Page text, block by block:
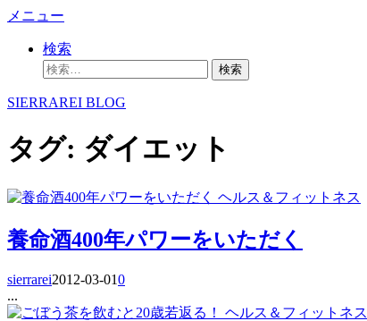
コ
へ
キ
ッ
メニュー
検索
検
SIERRAREI BLOG
タグ: ダイエット
ヘルス＆フィットネス
養命酒400年パワーをいただく
sierrarei2012-03-010
...
ヘルス＆フィットネス